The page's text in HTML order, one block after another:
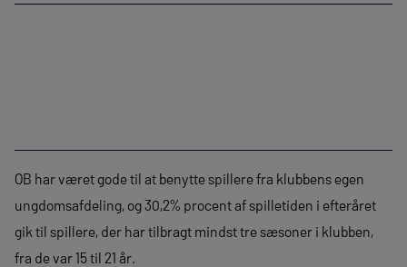
OB har været gode til at benytte spillere fra klubbens egen
ungdomsafdeling, og 30,2% procent af spilletiden i efteråret
gik til spillere, der har tilbragt mindst tre sæsoner i klubben,
fra de var 15 til 21 år.